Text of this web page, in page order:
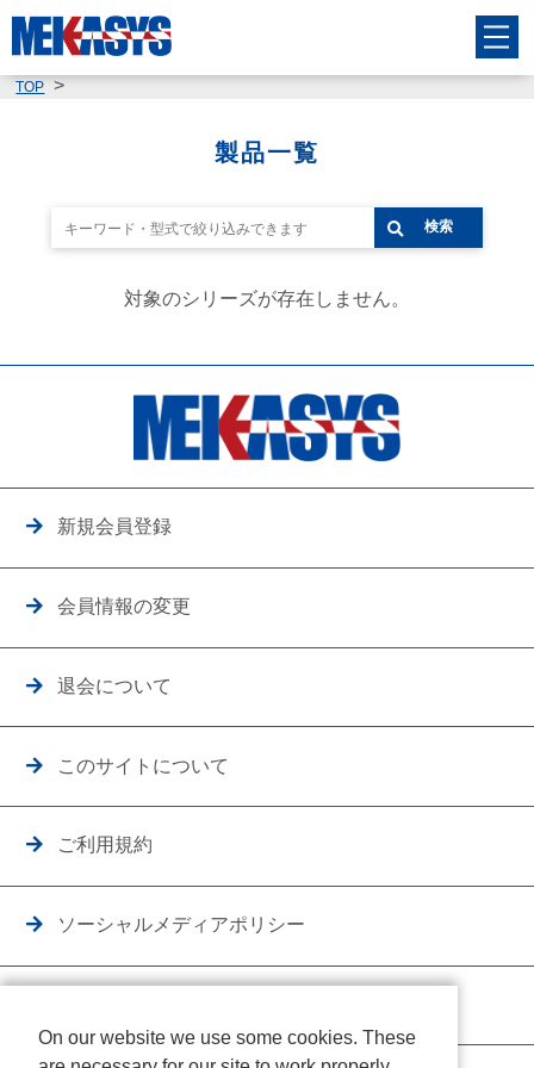
TOP
製品一覧
検索
対象のシリーズが存在しません。
新規会員登録
会員情報の変更
退会について
このサイトについて
ご利用規約
ソーシャルメディアポリシー
On our website we use some cookies. These